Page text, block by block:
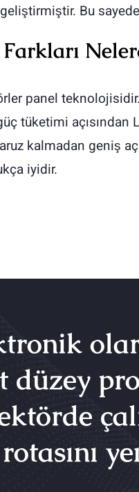
Bu
panel
tüketimi
kalmadan geniş
iyidir.
düzey
rotasını